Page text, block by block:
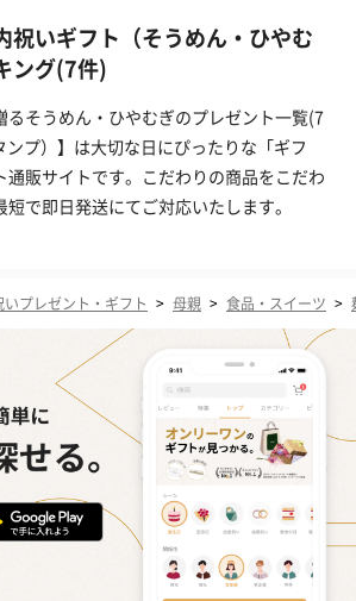
祝いギフト（そうめん・ひやむ
ング(7件)
るそうめん・ひやむぎのプレゼント一覧(7
プ）】は大切な日にぴったりな「ギフ
通販サイトです。こだわりの商品をこだわ
で即日発送にてご対応いたします。
いプレゼント・ギフト > 母親 > 食品・スイーツ >